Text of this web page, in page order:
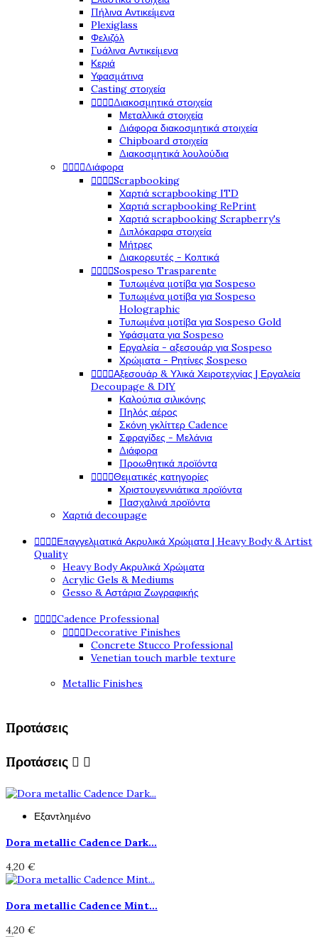
Πήλινα Αντικείμενα
Plexiglass
Φελιζόλ
Γυάλινα Αντικείμενα
Κεριά
Υφασμάτινα
Casting στοιχεία
Διακοσμητικά στοιχεία
Μεταλλικά στοιχεία
Διάφορα διακοσμητικά στοιχεία
Chipboard στοιχεία
Διακοσμητικά λουλούδια
Διάφορα
Scrapbooking
Χαρτιά scrapbooking ITD
Χαρτιά scrapbooking RePrint
Χαρτιά scrapbooking Scrapberry's
Διπλόκαρφα στοιχεία
Μήτρες
Διακορευτές - Κοπτικά
Sospeso Trasparente
Τυπωμένα μοτίβα για Sospeso
Τυπωμένα μοτίβα για Sospeso
Holographic
Τυπωμένα μοτίβα για Sospeso Gold
Υφάσματα για Sospeso
Εργαλεία - αξεσουάρ για Sospeso
Χρώματα - Ρητίνες Sospeso
Αξεσουάρ & Υλικά Χειροτεχνίας | Εργαλεία
Decoupage & DIY
Καλούπια σιλικόνης
Πηλός αέρος
Σκόνη γκλίττερ Cadence
Σφραγίδες - Μελάνια
Διάφορα
Προωθητικά προϊόντα
Θεματικές κατηγορίες
Χριστουγεννιάτικα προϊόντα
Πασχαλινά προϊόντα
Χαρτιά decoupage
Επαγγελματικά Ακρυλικά Χρώματα | Heavy Body & Artist
Quality
Heavy Body Ακρυλικά Χρώματα
Acrylic Gels & Mediums
Gesso & Αστάρια Ζωγραφικής
Cadence Professional
Decorative Finishes
Concrete Stucco Professional
Venetian touch marble texture
Metallic Finishes
Προτάσεις
Προτάσεις  
Εξαντλημένο
Dora metallic Cadence Dark...
4,20 €
Dora metallic Cadence Mint...
4,20 €